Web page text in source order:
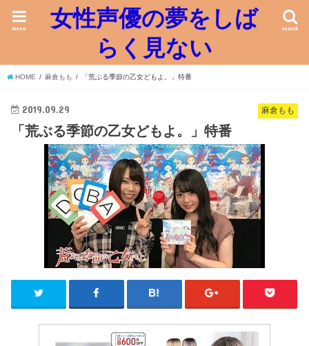
女性声優の夢をしば
らく見ない
search
menu
HOME 麻倉もも 「荒ぶる季節の乙女どもよ。」特番
麻倉もも
2019.09.29
「荒ぶる季節の乙女どもよ。」特番